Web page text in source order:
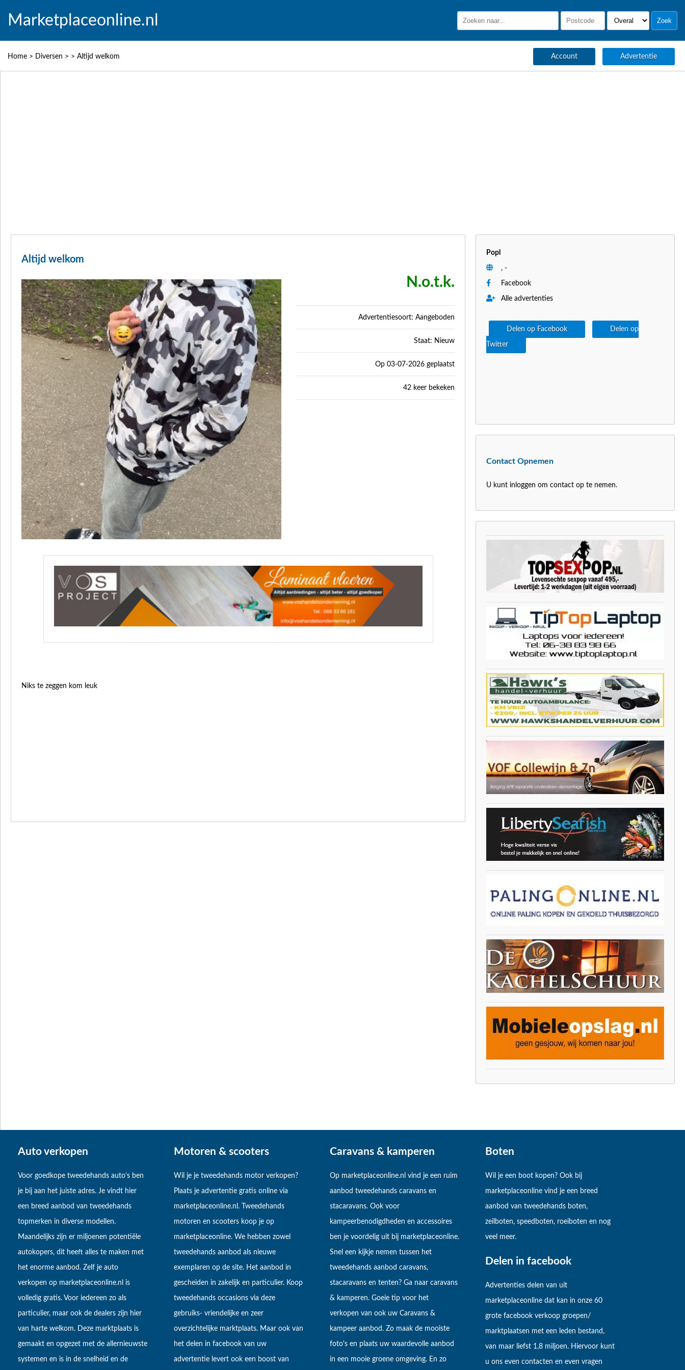
Marketplaceonline.nl
Home > Diversen > > Altijd welkom Account Advertentie
Altijd welkom
N.o.t.k.
Advertentiesoort: Aangeboden
Staat: Nieuw
Op 03-07-2026 geplaatst
42 keer bekeken
Niks te zeggen kom leuk
Popl
, -
Facebook
Alle advertenties
Delen op Facebook Delen op
Twitter
Contact Opnemen
U kunt inloggen om contact op te nemen.
Auto verkopen
Voor goedkope tweedehands auto’s ben
je bij aan het juiste adres. Je vindt hier
een breed aanbod van tweedehands
topmerken in diverse modellen.
Maandelijks zijn er miljoenen potentiële
autokopers, dit heeft alles te maken met
het enorme aanbod. Zelf je auto
verkopen op marketplaceonline.nl is
volledig gratis. Voor iedereen zo als
particulier, maar ook de dealers zijn hier
van harte welkom. Deze marktplaats is
gemaakt en opgezet met de allernieuwste
systemen en is in de snelheid en de
Motoren & scooters
Wil je je tweedehands motor verkopen?
Plaats je advertentie gratis online via
marketplaceonline.nl. Tweedehands
motoren en scooters koop je op
marketplaceonline. We hebben zowel
tweedehands aanbod als nieuwe
exemplaren op de site. Het aanbod in
gescheiden in zakelijk en particulier. Koop
tweedehands occasions via deze
gebruiks- vriendelijke en zeer
overzichtelijke marktplaats. Maar ook van
het delen in facebook van uw
advertentie levert ook een boost van
Caravans & kamperen
Op marketplaceonline.nl vind je een ruim
aanbod tweedehands caravans en
stacaravans. Ook voor
kampeerbenodigdheden en accessoires
ben je voordelig uit bij marketplaceonline.
Snel een kijkje nemen tussen het
tweedehands aanbod caravans,
stacaravans en tenten? Ga naar caravans
& kamperen. Goeie tip voor het
verkopen van ook uw Caravans &
kampeer aanbod. Zo maak de mooiste
foto's en plaats uw waardevolle aanbod
in een mooie groene omgeving. En zo
Boten
Wil je een boot kopen? Ook bij
marketplaceonline vind je een breed
aanbod van tweedehands boten,
zeilboten, speedboten, roeiboten en nog
veel meer.
Delen in facebook
Advertenties delen van uit
marketplaceonline dat kan in onze 60
grote facebook verkoop groepen/
marktplaatsen met een leden bestand,
van maar liefst 1,8 miljoen. Hiervoor kunt
u ons even contacten en even vragen